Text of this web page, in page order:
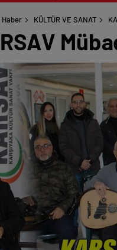
Haber KÜLTÜR VE SANAT